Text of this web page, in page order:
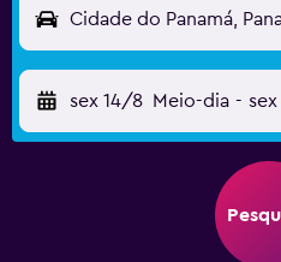
Cidade do Panamá,
sex 14/8 Meio-dia -